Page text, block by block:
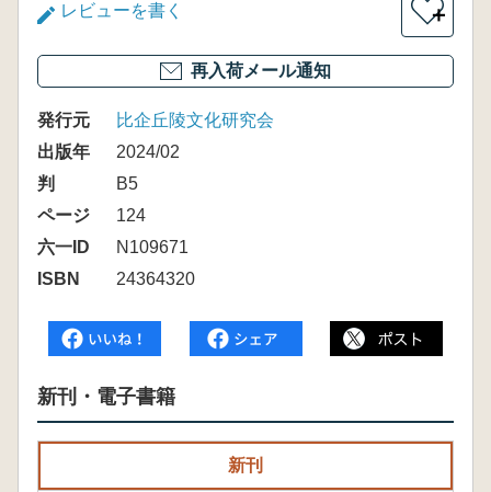
レビューを書く ＋
再入荷メール通知
発行元
比企丘陵文化研究会
出版年
2024/02
判
B5
ページ
124
六一ID
N109671
ISBN
24364320
新刊・電子書籍
新刊